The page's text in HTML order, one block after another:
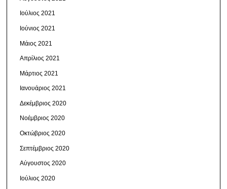
Ιούλιος 2021
Ιούνιος 2021
Μάιος 2021
Απρίλιος 2021
Μάρτιος 2021
Ιανουάριος 2021
Δεκέμβριος 2020
Νοέμβριος 2020
Οκτώβριος 2020
Σεπτέμβριος 2020
Αύγουστος 2020
Ιούλιος 2020